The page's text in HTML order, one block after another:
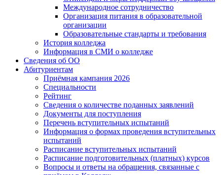
Международное сотрудничество
Организация питания в образовательной
организации
Образовательные стандарты и требования
История колледжа
Информация в СМИ о колледже
Сведения об ОО
Абитуриентам
Приёмная кампания 2026
Специальности
Рейтинг
Сведения о количестве поданных заявлений
Документы для поступления
Перечень вступительных испытаний
Информация о формах проведения вступительных
испытаний
Расписание вступительных испытаний
Расписание подготовительных (платных) курсов
Вопросы и ответы на обращения, связанные с